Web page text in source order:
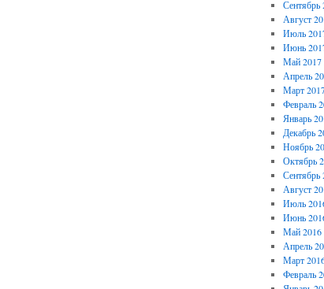
Сентябрь
Август
Июль
Июнь
Май 2017
Апрель
Март
Февраль
Январь
Декабрь
Ноябрь
Октябрь
Сентябрь
Август
Июль
Июнь
Май 2016
Апрель
Март
Февраль